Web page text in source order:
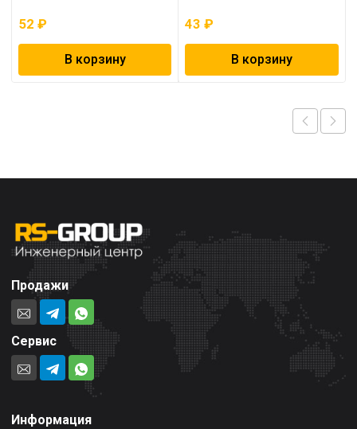
52 ₽
В корзину
43₽
В корзину
Продажи
Сервис
Информация